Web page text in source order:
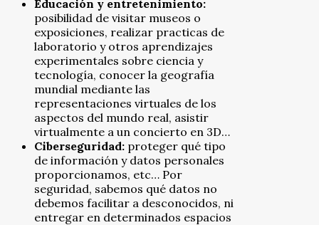
Educación y entretenimiento:
posibilidad de visitar museos o
exposiciones, realizar practicas de
laboratorio y otros aprendizajes
experimentales sobre ciencia y
tecnología, conocer la geografía
mundial mediante las
representaciones virtuales de los
aspectos del mundo real, asistir
virtualmente a un concierto en 3D…
Ciberseguridad: proteger qué tipo
de información y datos personales
proporcionamos, etc… Por
seguridad, sabemos qué datos no
debemos facilitar a desconocidos, ni
entregar en determinados espacios